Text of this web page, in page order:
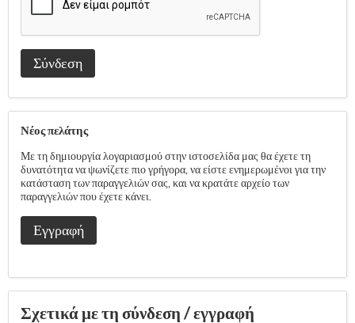
Σύνδεση
Νέος πελάτης
Με τη δημιουργία λογαριασμού στην ιστοσελίδα μας θα έχετε τη
δυνατότητα να ψωνίζετε πιο γρήγορα, να είστε ενημερωμένοι για την
κατάσταση των παραγγελιών σας, και να κρατάτε αρχείο των
παραγγελιών που έχετε κάνει.
Εγγραφή
Σχετικά με τη σύνδεση / εγγραφή